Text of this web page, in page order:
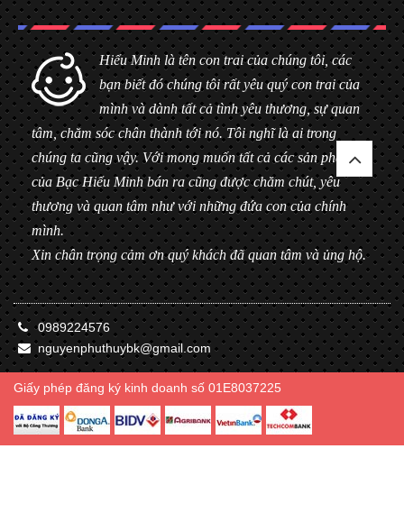
Hiểu Minh là tên con trai của chúng tôi, các
bạn biết đó chúng tôi rất yêu quý con trai của
mình và dành tất cả tình yêu thương, sự quan
tâm, chăm sóc chân thành tới nó. Tôi nghĩ là ai trong
chúng ta cũng vậy. Với mong muốn tất cả các sản phẩm
của Bạc Hiểu Minh bán ra cũng được chăm chút, yêu
thương và quan tâm như với những đứa con của chính
mình.
Xin chân trọng cảm ơn quý khách đã quan tâm và ủng hộ.
0989224576
nguyenphuthuybk@gmail.com
Giấy phép đăng ký kinh doanh số 01E8037225